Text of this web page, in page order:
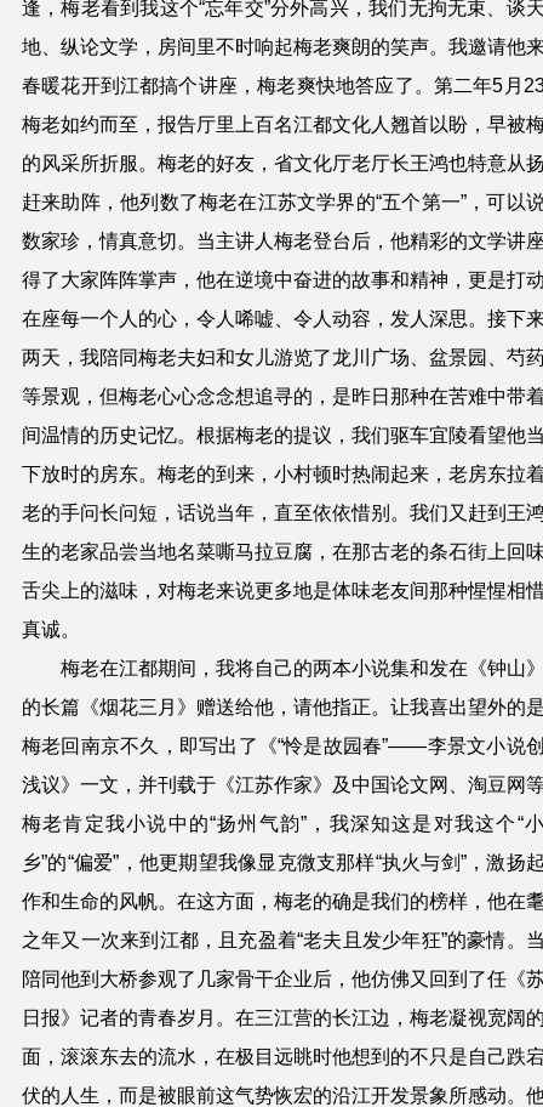
逢，梅老看到我这个“忘年交”分外高兴，我们无拘无束、谈
地、纵论文学，房间里不时响起梅老爽朗的笑声。我邀请他
春暖花开到江都搞个讲座，梅老爽快地答应了。第二年5月
梅老如约而至，报告厅里上百名江都文化人翘首以盼，早被
的风采所折服。 梅老的好友，省文化厅老厅长王鸿也特意从
赶来助阵，他列数了梅老在江苏文学界的“五个第一”，可以
数家珍，情真意切。当主讲人 梅老登台后，他精彩的文学讲
得了大家阵阵掌声，他在逆境中奋进的故事和精神，更是打
在座每一个人的心，令人唏嘘、令人动容，发人深思。接下
两天，我陪同梅老夫妇和女儿游览了龙川广场、盆景园、芍
等景观，但梅老心心念念想追寻的，是昨日那种在苦难中带
间温情的历史记忆。根据梅老的提议，我们驱车宜陵看望他
下放时的房东。 梅老的到来，小村顿时热闹起来，老房东拉
老的手问长问短，话说当年，直至依依惜别。我们又赶到王
生的老家品尝当地名菜嘶马拉豆腐，在那古老的条石街上回
舌尖上的滋味，对梅老来说更多地是体味老友间那种惺惺相
真诚。
梅老在江都期间，我将自己的两本小说集和发在《钟山
的长篇《烟花三月》赠送给他，请他指正。让我喜出望外的
梅老回南京不久，即写出了《“怜是故园春”——李景文小说
浅议》一文，并刊载于 《江苏作家》及中国论文网
淘豆网
梅老肯定我小说中的“扬州气韵”，我深知这是对我这个“
乡”的“偏爱”，他更期望我像显克微支那样“执火与剑”，激扬
作和生命的风帆。在这方面， 梅老的确是我们的榜样，他在
之年又一次来到江都，且充盈着“老夫且发少年狂”的豪情。
陪同他到大桥参观了几家骨干企业后，他仿佛又回到了任《
日报》记者的青春岁月。在三江营的长江边， 梅老凝视宽阔
面，滚滚东去的流水，在极目远眺时他想到的不只是自己跌
伏的人生，而是被眼前这气势恢宏的沿江开发景象所感动。